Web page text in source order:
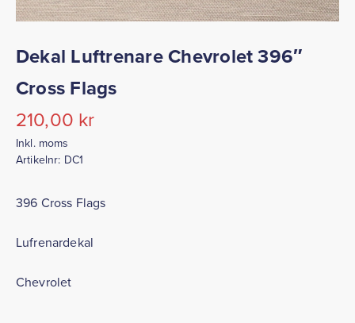
Dekal Luftrenare Chevrolet 396″
Cross Flags
210,00 kr
Inkl. moms
Artikelnr: DC1
396 Cross Flags
Lufrenardekal
Chevrolet